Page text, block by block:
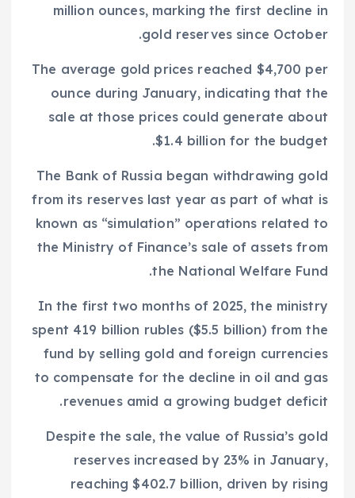
million ounces, marking the first decline in
gold reserves since October.
The average gold prices reached $4,700 per
ounce during January, indicating that the
sale at those prices could generate about
$1.4 billion for the budget.
The Bank of Russia began withdrawing gold
from its reserves last year as part of what is
known as “simulation” operations related to
the Ministry of Finance’s sale of assets from
the National Welfare Fund.
In the first two months of 2025, the ministry
spent 419 billion rubles ($5.5 billion) from the
fund by selling gold and foreign currencies
to compensate for the decline in oil and gas
revenues amid a growing budget deficit.
Despite the sale, the value of Russia’s gold
reserves increased by 23% in January,
reaching $402.7 billion, driven by rising